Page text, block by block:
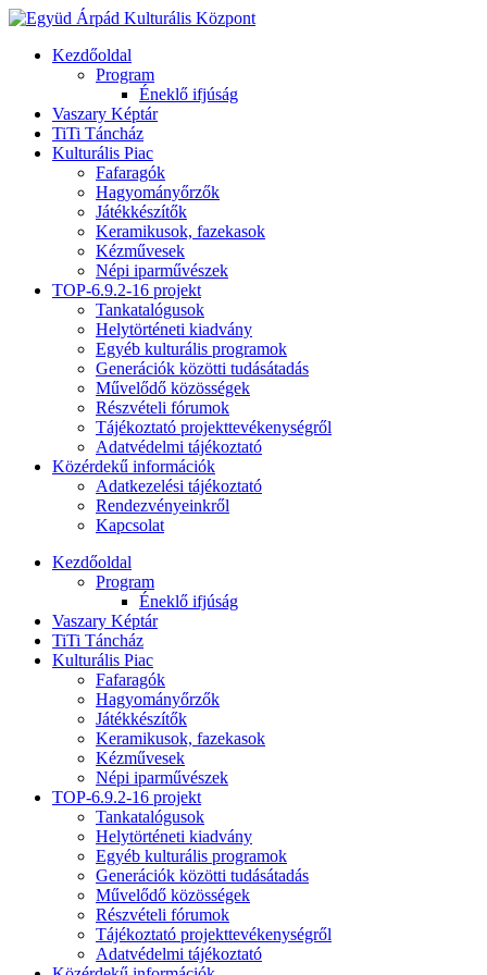
Kezdőoldal
Program
Éneklő ifjúság
Vaszary Képtár
TiTi Táncház
Kulturális Piac
Fafaragók
Hagyományőrzők
Játékkészítők
Keramikusok, fazekasok
Kézművesek
Népi iparművészek
TOP-6.9.2-16 projekt
Tankatalógusok
Helytörténeti kiadvány
Egyéb kulturális programok
Generációk közötti tudásátadás
Művelődő közösségek
Részvételi fórumok
Tájékoztató projekttevékenységről
Adatvédelmi tájékoztató
Közérdekű információk
Adatkezelési tájékoztató
Rendezvényeinkről
Kapcsolat
Kezdőoldal
Program
Éneklő ifjúság
Vaszary Képtár
TiTi Táncház
Kulturális Piac
Fafaragók
Hagyományőrzők
Játékkészítők
Keramikusok, fazekasok
Kézművesek
Népi iparművészek
TOP-6.9.2-16 projekt
Tankatalógusok
Helytörténeti kiadvány
Egyéb kulturális programok
Generációk közötti tudásátadás
Művelődő közösségek
Részvételi fórumok
Tájékoztató projekttevékenységről
Adatvédelmi tájékoztató